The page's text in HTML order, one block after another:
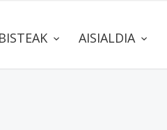
AISIALDIA